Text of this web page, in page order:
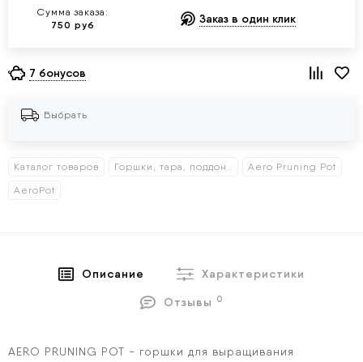
Сумма заказа:
750 руб Заказ в один клик
7 бонусов
Выбрать
Каталог товаров Горшки, тара, поддоны Aero Pruning Pot
AeroPot
Описание
Характеристики
Отзывы
0
AERO PRUNING POT - горшки для выращивания